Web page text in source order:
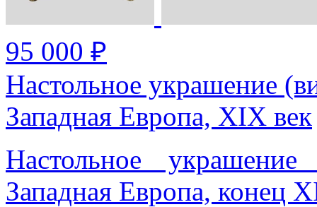
95 000 ₽
Настольное украшение
Западная Европа, XIX век
Настольное
Западная Европа, конец